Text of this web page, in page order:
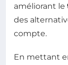
améliorant le
des
compte.
En mettant